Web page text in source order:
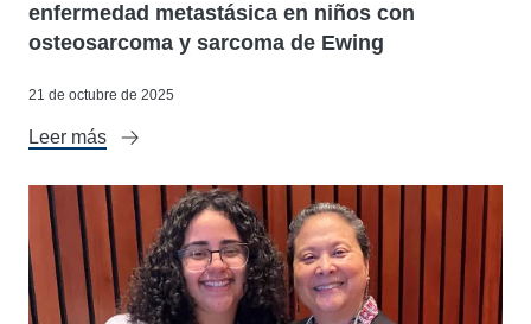
enfermedad metastásica en niños con
osteosarcoma y sarcoma de Ewing
21 de octubre de 2025
Leer más